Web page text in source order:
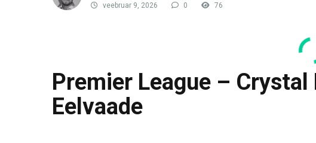
veebruar 9, 2026 0 76
Premier League –
Eelvaade